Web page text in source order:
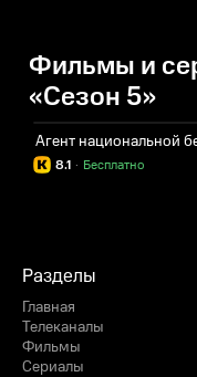
Фильмы и
«Сезон 5»
8.1 Бесплатно
·
Разделы
Главная
Телеканалы
Фильмы
Сериалы